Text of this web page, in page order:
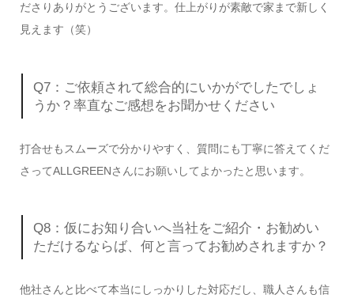
ださりありがとうございます。仕上がりが素敵で家まで新しく
見えます（笑）
Q7：ご依頼されて総合的にいかがでしたでしょ
うか？率直なご感想をお聞かせください
打合せもスムーズで分かりやすく、質問にも丁寧に答えてくだ
さってALLGREENさんにお願いしてよかったと思います。
Q8：仮にお知り合いへ当社をご紹介・お勧めい
ただけるならば、何と言ってお勧めされますか？
他社さんと比べて本当にしっかりした対応だし、職人さんも信